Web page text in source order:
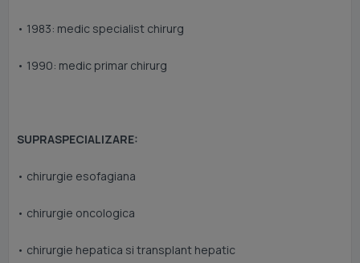
• 1983: medic specialist chirurg
• 1990: medic primar chirurg
SUPRASPECIALIZARE:
• chirurgie esofagiana
• chirurgie oncologica
• chirurgie hepatica si transplant hepatic